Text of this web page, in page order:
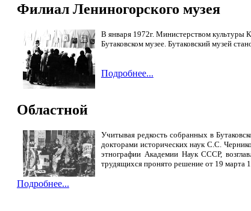
Филиал Лениногорского музея
В января 1972г. Министерством культуры
Бутаковском музее. Бутаковский музей
Подробнее...
Областной
Учитывая редкость собранных в
докторами исторических наук С.С.
этнографии Академии Наук СССР,
трудящихся пронято решение от 19 марта
Подробнее...